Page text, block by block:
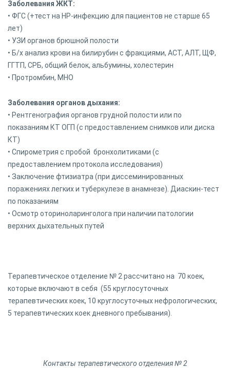
Заболевания ЖКТ:
• ФГС (+тест на НР-инфекцию для пациентов не старше 65
лет)
• УЗИ органов брюшной полости
• Б/х анализ крови на билирубин с фракциями, АСТ, АЛТ, ЩФ,
ГГТП, СРБ, общий белок, альбумины, холестерин
• Протромбин, МНО
Заболевания органов дыхания:
• Рентгенография органов грудной полости или по
показаниям КТ ОГП (с предоставлением снимков или диска
КТ)
• Спирометрия с пробой бронхолитиками (с
предоставлением протокола исследования)
• Заключение фтизиатра (при диссеминированных
поражениях легких и туберкулезе в анамнезе). Диаскин-тест
по показаниям
• Осмотр оториноларинголога при наличии патологии
верхних дыхательных путей
Терапевтическое отделение № 2 рассчитано на 70 коек,
которые включают в себя (55 круглосуточных
терапевтических коек, 10 круглосуточных нефрологических,
5 терапевтических коек дневного пребывания).
Контакты терапевтического отделения № 2